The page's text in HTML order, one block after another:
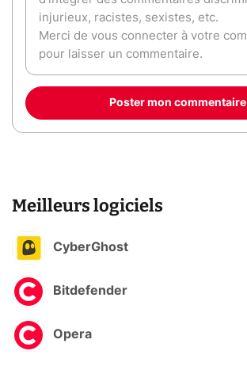
Poster mon commentaire
Meilleurs logiciels
CyberGhost
Bitdefender
Opera